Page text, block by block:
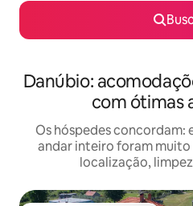
Danúbio:
com ótimas
Os hóspedes concordam:
andar inteiro foram muito
localização,